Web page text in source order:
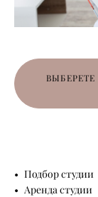
Подбор студии
Аренда студии